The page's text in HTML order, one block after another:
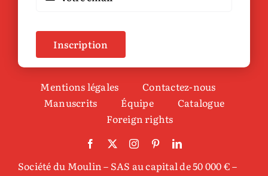
Inscription
Mentions légales
Contactez-nous
Manuscrits
Équipe
Catalogue
Foreign rights
Société du Moulin – SAS au capital de 50 000 € –